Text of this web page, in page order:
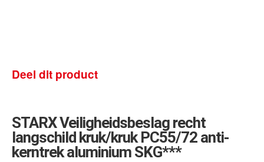
Deel dit product
STARX Veiligheidsbeslag recht
langschild kruk/kruk PC55/72 anti-
kerntrek aluminium SKG***